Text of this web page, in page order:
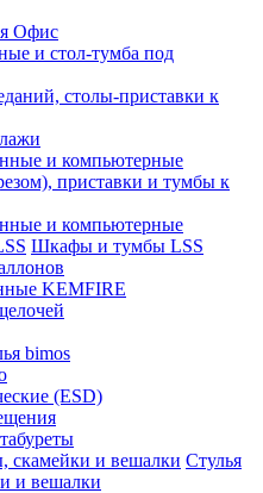
Офис
и стол-тумба под
столы-приставки к
и компьютерные
приставки и тумбы к
и компьютерные
Шкафы и тумбы LSS
KEMFIRE
bimos
(ESD)
Стулья
и вешалки